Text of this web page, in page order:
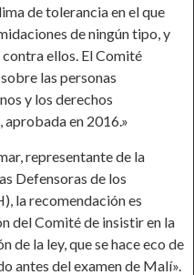
de tolerancia en el que
de ningún tipo, y
ellos. El Comité
las personas
y los derechos
en 2016.»
representante de la
Defensoras de los
la recomendación es
del Comité de insistir en la
de la ley, que se hace eco de
antes del examen de Malí».